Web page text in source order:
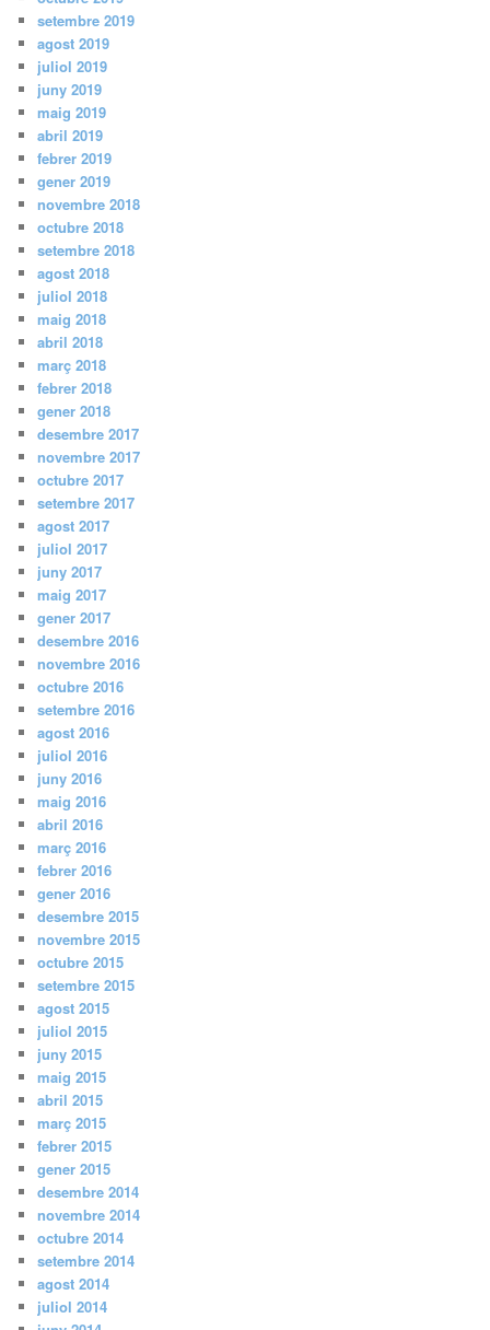
setembre 2019
agost 2019
juliol 2019
juny 2019
maig 2019
abril 2019
febrer 2019
gener 2019
novembre 2018
octubre 2018
setembre 2018
agost 2018
juliol 2018
maig 2018
abril 2018
març 2018
febrer 2018
gener 2018
desembre 2017
novembre 2017
octubre 2017
setembre 2017
agost 2017
juliol 2017
juny 2017
maig 2017
gener 2017
desembre 2016
novembre 2016
octubre 2016
setembre 2016
agost 2016
juliol 2016
juny 2016
maig 2016
abril 2016
març 2016
febrer 2016
gener 2016
desembre 2015
novembre 2015
octubre 2015
setembre 2015
agost 2015
juliol 2015
juny 2015
maig 2015
abril 2015
març 2015
febrer 2015
gener 2015
desembre 2014
novembre 2014
octubre 2014
setembre 2014
agost 2014
juliol 2014